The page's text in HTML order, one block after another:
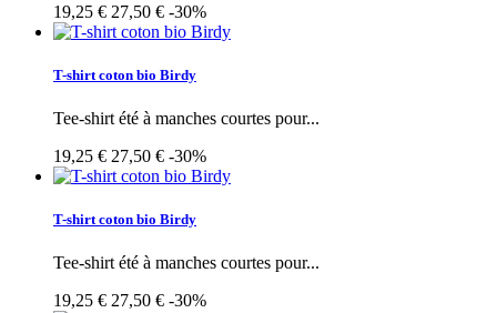
19,25 € 27,50 € -30%
T-shirt coton bio Birdy
Tee-shirt été à manches courtes pour...
19,25 € 27,50 € -30%
T-shirt coton bio Birdy
Tee-shirt été à manches courtes pour...
19,25 € 27,50 € -30%